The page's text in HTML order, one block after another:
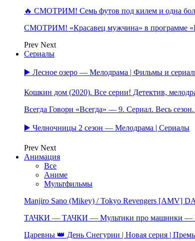
🔥 СМОТРИМ! Семь футов под килем и одна
СМОТРИМ! «Красавец мужчина» в программе
Prev Next
Сериалы
▶️ Лесное озеро — Мелодрама | Фильмы и
Кошкин дом (2020). Все серии! Детектив,
Всегда Говори «Всегда» — 9. Сериал. Весь
▶️ Челночницы 2 сезон — Мелодрама | Сериалы
Prev Next
Анимация
Все
Аниме
Мультфильмы
Manjiro Sano (Mikey) / Tokyo Revengers [AMV]
ТАЧКИ — ТАЧКИ — Мультики про машинки —
Царевны 👑 День Снегурии | Новая серия |